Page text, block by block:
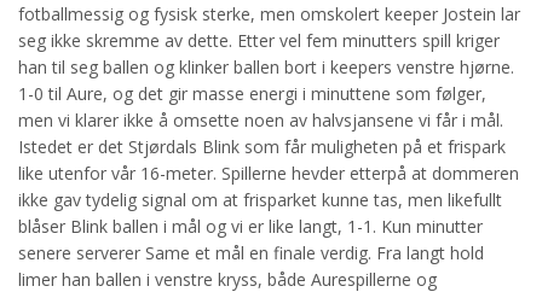
fotballmessig og fysisk sterke, men omskolert keeper Jostein lar
seg ikke skremme av dette. Etter vel fem minutters spill kriger
han til seg ballen og klinker ballen bort i keepers venstre hjørne.
1-0 til Aure, og det gir masse energi i minuttene som følger,
men vi klarer ikke å omsette noen av halvsjansene vi får i mål.
Istedet er det Stjørdals Blink som får muligheten på et frispark
like utenfor vår 16-meter. Spillerne hevder etterpå at dommeren
ikke gav tydelig signal om at frisparket kunne tas, men likefullt
blåser Blink ballen i mål og vi er like langt, 1-1. Kun minutter
senere serverer Same et mål en finale verdig. Fra langt hold
limer han ballen i venstre kryss, både Aurespillerne og